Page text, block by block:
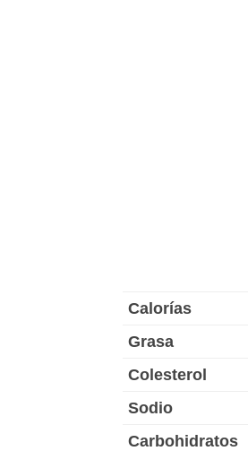
Calorías
Grasa
Colesterol
Sodio
Carbohidratos